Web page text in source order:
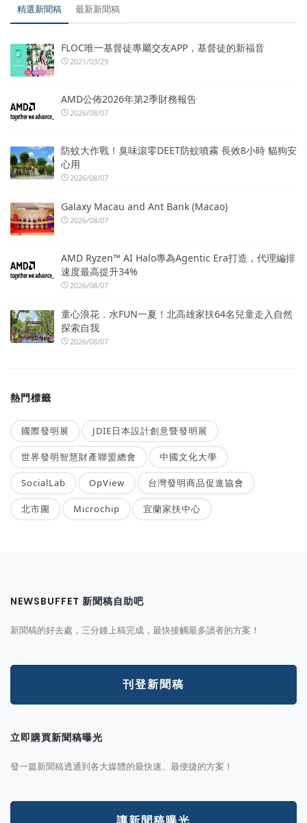
精選新聞稿 最新新聞稿
FLOC唯一基督徒專屬交友APP，基督徒的新福音
2021/03/29
AMD公佈2026年第2季財務報告
2026/08/07
防蚊大作戰！臭味滾零DEET防蚊噴霧 長效8小時 貓狗安
心用
2026/08/07
Galaxy Macau and Ant Bank (Macao)
2026/08/07
AMD Ryzen™ AI Halo專為Agentic Era打造，代理編排
速度最高提升34%
2026/08/07
童心浪花．水FUN一夏！北高雄家扶64名兒童走入自然
探索自我
2026/08/07
熱門標籤
國際發明展 JDIE日本設計創意暨發明展
世界發明智慧財產聯盟總會 中國文化大學
SocialLab OpView 台灣發明商品促進協會
北市圖 Microchip 宜蘭家扶中心
NEWSBUFFET 新聞稿自助吧
新聞稿的好去處，三分鐘上稿完成，最快接觸最多讀者的方案！
刊登新聞稿
立即購買新聞稿曝光
發一篇新聞稿透通到各大媒體的最快速、最便捷的方案！